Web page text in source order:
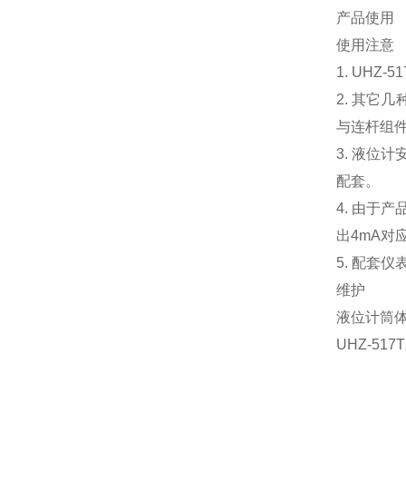
产品使用
使用注意
1. UHZ-
2. 其它几
与连杆组
3. 液位计
配套。
4. 由于产
出4mA对
5. 配套仪
维护
液位计筒
UHZ-